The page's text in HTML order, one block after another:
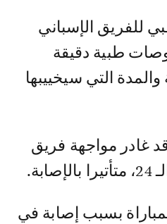
طبية دقيقة
التي سيخييبها
غادر مواجهة فريق
بسبب إصابة في